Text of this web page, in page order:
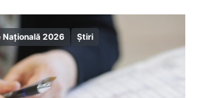
Națională 2026 Știri